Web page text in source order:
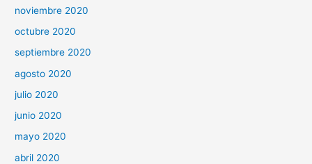
noviembre 2020
octubre 2020
septiembre 2020
agosto 2020
julio 2020
junio 2020
mayo 2020
abril 2020